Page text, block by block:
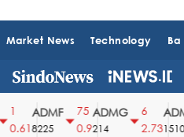
Market News Technology
0.61
ADMF
8225
75
0.9
ADMG
214
2.731510